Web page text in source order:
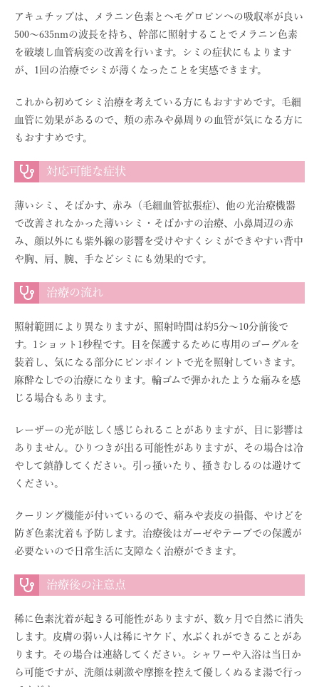
アキュチップは、メラニン色素とヘモグロビンへの吸収率が良い
500〜635nmの波長を持ち、幹部に照射することでメラニン色素
を破壊し血管病変の改善を行います。シミの症状にもよります
が、1回の治療でシミが薄くなったことを実感できます。
これから初めてシミ治療を考えている方にもおすすめです。毛細
血管に効果があるので、頬の赤みや鼻周りの血管が気になる方に
もおすすめです。
対応可能な症状
薄いシミ、そばかす、赤み（毛細血管拡張症)、他の光治療機器
で改善されなかった薄いシミ・そばかすの治療、小鼻周辺の赤
み、顔以外にも紫外線の影響を受けやすくシミができやすい背中
や胸、肩、腕、手などシミにも効果的です。
治療の流れ
照射範囲により異なりますが、照射時間は約5分〜10分前後で
す。1ショット1秒程です。目を保護するために専用のゴーグルを
装着し、気になる部分にピンポイントで光を照射していきます。
麻酔なしでの治療になります。輪ゴムで弾かれたような痛みを感
じる場合もあります。
レーザーの光が眩しく感じられることがありますが、目に影響は
ありません。ひりつきが出る可能性がありますが、その場合は冷
やして鎮静してください。引っ掻いたり、掻きむしるのは避けて
ください。
クーリング機能が付いているので、痛みや表皮の損傷、やけどを
防ぎ色素沈着も予防します。治療後はガーゼやテープでの保護が
必要ないので日常生活に支障なく治療ができます。
治療後の注意点
稀に色素沈着が起きる可能性がありますが、数ヶ月で自然に消失
します。皮膚の弱い人は稀にヤケド、水ぶくれができることがあ
ります。その場合は連絡してください。シャワーや入浴は当日か
ら可能ですが、洗顔は刺激や摩擦を控えて優しくぬるま湯で行っ